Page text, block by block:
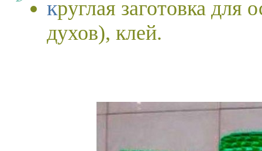
круглая заготовка для основания ( к примеру флакон
духов), клей.